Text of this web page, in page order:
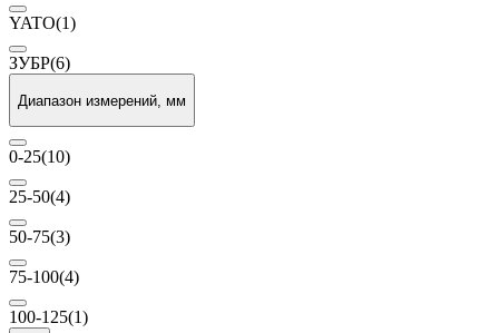
YATO(1)
ЗУБР(6)
Диапазон измерений, мм
0-25(10)
25-50(4)
50-75(3)
75-100(4)
100-125(1)